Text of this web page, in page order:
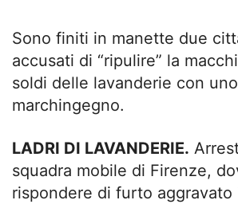
Sono finiti in manette due
accusati di “ripulire” la
soldi delle lavanderie con
marchingegno.
LADRI DI LAVANDERIE.
squadra mobile di Firenze,
rispondere di furto aggravato